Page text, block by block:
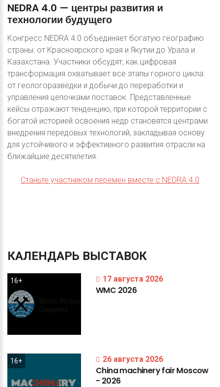
NEDRA 4.0 — центры развития и
технологии будущего
Конгресс NEDRA 4.0 объединяет богатую географию
страны: от Красноярского края и Якутии до Урала и
Казахстана. Участники обсудят, как цифровая
трансформация охватывает все этапы горного цикла:
от геологоразведки и добычи до переработки и
управления цепочками поставок. Представленные
кейсы отражают тенденцию, при которой территории с
богатой историей освоения недр становятся центрами
внедрения передовых технологий, закладывая основу
для устойчивого и эффективного развития отрасли на
ближайшие десятилетия.
Станьте участником перемен вместе с NEDRA 4.0
КАЛЕНДАРЬ ВЫСТАВОК
16+ 17 августа 2026
WMC 2026
16+ 26 августа 2026
ChinamachineryfairMoscow
- 2026